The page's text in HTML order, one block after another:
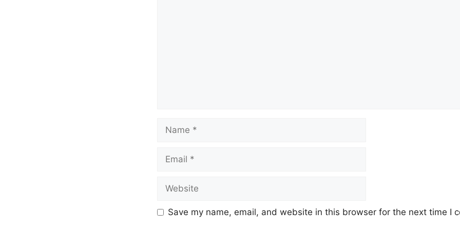
Save my name, email, and website in this browser for the next time I